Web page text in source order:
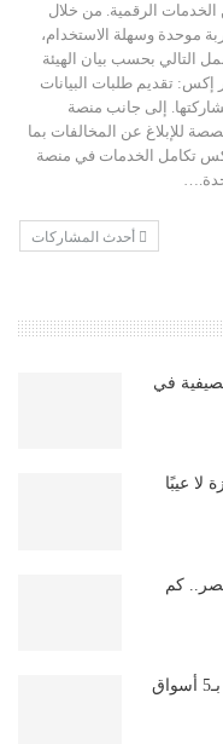
الرقمية. من خلال
موحدة وسهلة الاستخدام،
التالي بحسب بيان الهيئة
إكس: تقديم طلبات البيانات
إلى جانب منصة
للإبلاغ عن المخالفات بما
تكامل الخدمات في منصة
أحدث المشاركات
في
كم
المدينة العالمية بالدمام تدشن موسمًا جديدًا بـ5 أسواق